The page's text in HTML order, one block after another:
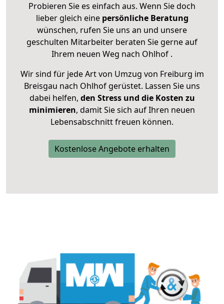
Probieren Sie es einfach aus. Wenn Sie doch
lieber gleich eine persönliche Beratung
wünschen, rufen Sie uns an und unsere
geschulten Mitarbeiter beraten Sie gerne auf
Ihrem neuen Weg nach Ohlhof .
Wir sind für jede Art von Umzug von Freiburg im
Breisgau nach Ohlhof gerüstet. Lassen Sie uns
dabei helfen, den Stress und die Kosten zu
minimieren, damit Sie sich auf Ihren neuen
Lebensabschnitt freuen können.
Kostenlose Angebote erhalten